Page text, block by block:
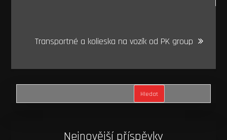
Transportné a kolieska na vozík od PK group
Hledat
Nejnovější příspěvky